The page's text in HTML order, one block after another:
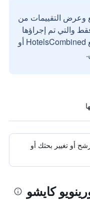
وعرض التقييمات من
والتي تم إجراؤها
بواسطة مستخدمين حقيقيين مع HotelsCombined أو
أو تغيير بحثك أو
كايشو